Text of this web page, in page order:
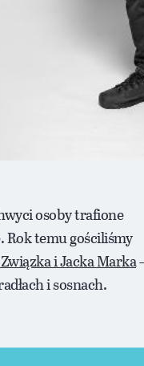
osoby trafione
Rok temu gościliśmy
i Jacka Marka
i sosnach.